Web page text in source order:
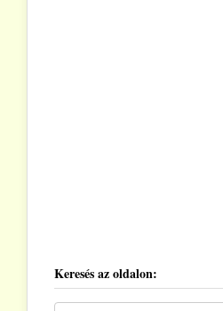
Keresés az oldalon: